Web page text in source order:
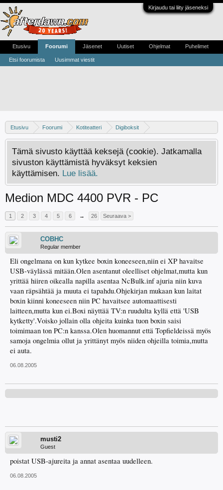
Kirjaudu tai liity jäseneksi
Etusivu Foorumi Kotiteatteri
Digiboksit
Keskustelua kaapeliverkon digibokseista
Tämä sivusto käyttää keksejä (cookie). Jatkamalla
sivuston käyttämistä hyväksyt keksien
käyttämisen. Lue lisää.
Medion MDC 4400 PVR - PC
1 2 3 4 5 6 → 26 Seuraava >
COBHC
Regular member
Eli ongelmana on kun kytkee boxin koneeseen,niin ei XP havaitse
USB-väylässä mitään.Olen asentanut oleelliset ohjelmat,mutta kun
yrittää hiiren oikealla napilla asentaa NcBulk.inf ajuria niin kuva
vaan räpsähtää ja muuta ei tapahdu.Ohjekirjan mukaan kun laitat
boxin kiinni koneeseen niin PC havaitsee automaattisesti
laitteen,mutta kun ei.Boxi näyttää TV:n ruudulta kyllä että 'USB
kytketty'.Voisko jollain olla ohjeita kuinka tuon boxin saisi
toimimaan ton PC:n kanssa.Olen huomannut että Topfieldeissä myös
samoja ongelmia ollut ja yrittänyt myös niiden ohjeilla toimia,mutta
ei auta.
06.08.2005
musti2
Guest
poistat USB-ajureita ja annat asentaa uudelleen.
06.08.2005
Etusivu Foorumi
Etsi foorumista Uusimmat viestit
Jäsenet Uutiset Ohjelmat Puhelimet